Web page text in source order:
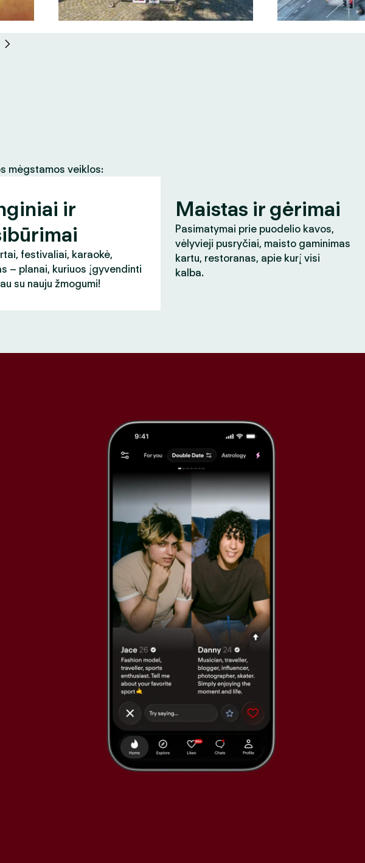
mėgstamos veiklos:
ir
festivaliai, karaokė,
– planai, kuriuos įgyvendinti
su nauju žmogumi!
Maistas ir gėrimai
Pasimatymai prie puodelio kavos,
vėlyvieji pusryčiai, maisto gaminimas
kartu, restoranas, apie kurį visi
kalba.